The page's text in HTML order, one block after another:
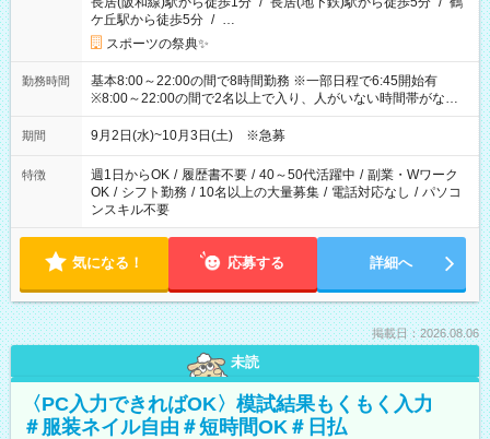
ケ丘駅から徒歩5分 / …
スポーツの祭典✨
勤務時間
基本8:00～22:00の間で8時間勤務 ※一部日程で6:45開始有
※8:00～22:00の間で2名以上で入り、人がいない時間帯がない
ように相方と時間を分け合うイメージです
期間 9月2日(水)~10月3日(土) ※急募
特徴 週1日からOK / 履歴書不要 / 40～50代活躍中 / 副業・Wワーク
OK / シフト勤務 / 10名以上の大量募集 / 電話対応なし / パソコ
ンスキル不要
気になる！ 応募する 詳細へ
掲載日：2026.08.06
未読
〈PC入力できればOK〉模試結果もくもく入力
＃服装ネイル自由＃短時間OK＃日払